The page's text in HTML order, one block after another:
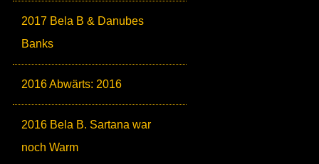
2017 Bela B & Danubes
Banks
2016 Abwärts: 2016
2016 Bela B. Sartana war
noch Warm